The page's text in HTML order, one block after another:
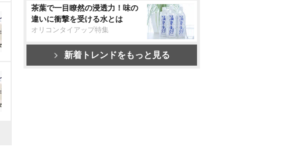
茶葉で一目瞭然の浸透力！味の
違いに衝撃を受ける水とは
オリコンタイアップ特集
新着トレンドをもっと見る